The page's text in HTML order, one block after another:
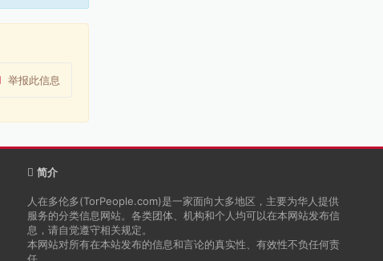
举报此信息
简介
人在多伦多(TorPeople.com)是一家面向大多地区，主要为华人提供
服务的分类信息网站。各类团体、机构和个人均可以在本网站发布信
息，请自觉遵守相关规定。
本网站对所有在本站发布的信息和言论的真实性、有效性不负任何责